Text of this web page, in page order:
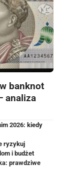
banknot
analiza
2026: kiedy
ryzykuj
i budżet
prawdziwe